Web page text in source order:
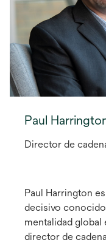
Paul
Director de
Paul Harrington
decisivo
mentalidad global
director de